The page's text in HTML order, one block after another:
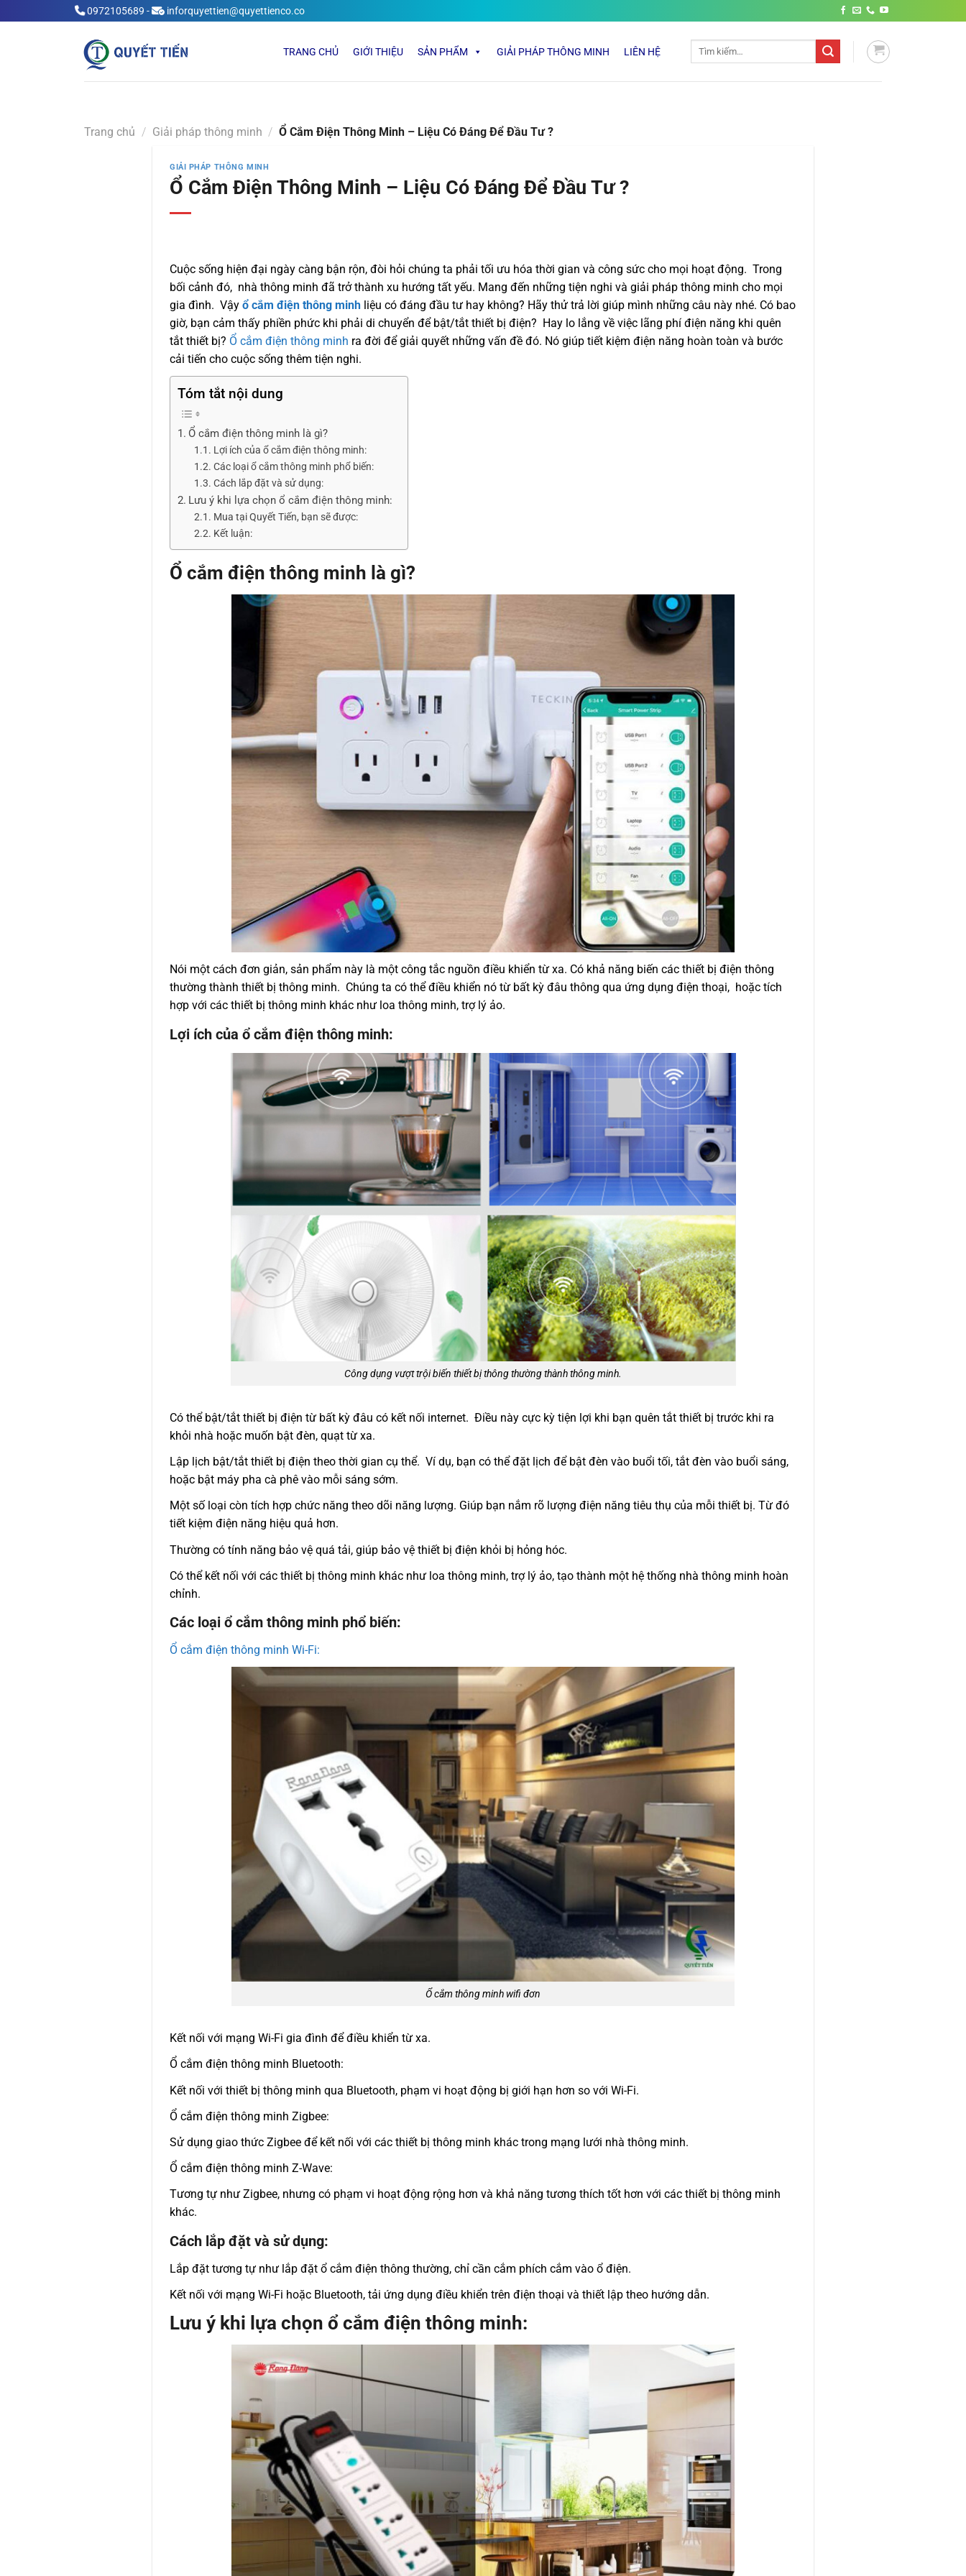
to
0972105689 - inforquyettien@quyettienco.co
TRANG CHỦ GIỚI THIỆU SẢN PHẨM GIẢI PHÁP THÔNG MINH LIÊN HỆ
Trang chủ / Giải pháp thông minh / Ổ Cắm Điện Thông Minh – Liệu Có Đáng Để Đầu Tư ?
GIẢI PHÁP THÔNG MINH
Ổ Cắm Điện Thông Minh – Liệu Có Đáng Để Đầu Tư ?
Cuộc sống hiện đại ngày càng bận rộn, đòi hỏi chúng ta phải tối ưu hóa thời gian và công sức cho mọi hoạt động. Trong
bối cảnh đó, nhà thông minh đã trở thành xu hướng tất yếu. Mang đến những tiện nghi và giải pháp thông minh cho mọi
gia đình. Vậy ổ cắm điện thông minh liệu có đáng đầu tư hay không? Hãy thử trả lời giúp mình những câu này nhé. Có bao
giờ, bạn cảm thấy phiền phức khi phải di chuyển để bật/tắt thiết bị điện? Hay lo lắng về việc lãng phí điện năng khi quên
tắt thiết bị? Ổ cắm điện thông minh ra đời để giải quyết những vấn đề đó. Nó giúp tiết kiệm điện năng hoàn toàn và bước
cải tiến cho cuộc sống thêm tiện nghi.
Tóm tắt nội dung
Ổ cắm điện thông minh là gì?
Lợi ích của ổ cắm điện thông minh:
Các loại ổ cắm thông minh phổ biến:
Cách lắp đặt và sử dụng:
Lưu ý khi lựa chọn ổ cắm điện thông minh:
Mua tại Quyết Tiến, bạn sẽ được:
Kết luận:
Ổ cắm điện thông minh là gì?
Nói một cách đơn giản, sản phẩm này là một công tắc nguồn điều khiển từ xa. Có khả năng biến các thiết bị điện thông
thường thành thiết bị thông minh. Chúng ta có thể điều khiển nó từ bất kỳ đâu thông qua ứng dụng điện thoại, hoặc tích
hợp với các thiết bị thông minh khác như loa thông minh, trợ lý ảo.
Lợi ích của ổ cắm điện thông minh:
Công dụng vượt trội biến thiết bị thông thường thành thông minh.
Có thể bật/tắt thiết bị điện từ bất kỳ đâu có kết nối internet. Điều này cực kỳ tiện lợi khi bạn quên tắt thiết bị trước khi ra
khỏi nhà hoặc muốn bật đèn, quạt từ xa.
Lập lịch bật/tắt thiết bị điện theo thời gian cụ thể. Ví dụ, bạn có thể đặt lịch để bật đèn vào buổi tối, tắt đèn vào buổi sáng,
hoặc bật máy pha cà phê vào mỗi sáng sớm.
Một số loại còn tích hợp chức năng theo dõi năng lượng. Giúp bạn nắm rõ lượng điện năng tiêu thụ của mỗi thiết bị. Từ đó
tiết kiệm điện năng hiệu quả hơn.
Thường có tính năng bảo vệ quá tải, giúp bảo vệ thiết bị điện khỏi bị hỏng hóc.
Có thể kết nối với các thiết bị thông minh khác như loa thông minh, trợ lý ảo, tạo thành một hệ thống nhà thông minh hoàn
chỉnh.
Các loại ổ cắm thông minh phổ biến:
Ổ cắm điện thông minh Wi-Fi:
Ổ cắm thông minh wifi đơn
Kết nối với mạng Wi-Fi gia đình để điều khiển từ xa.
Ổ cắm điện thông minh Bluetooth:
Kết nối với thiết bị thông minh qua Bluetooth, phạm vi hoạt động bị giới hạn hơn so với Wi-Fi.
Ổ cắm điện thông minh Zigbee:
Sử dụng giao thức Zigbee để kết nối với các thiết bị thông minh khác trong mạng lưới nhà thông minh.
Ổ cắm điện thông minh Z-Wave:
Tương tự như Zigbee, nhưng có phạm vi hoạt động rộng hơn và khả năng tương thích tốt hơn với các thiết bị thông minh
khác.
Cách lắp đặt và sử dụng:
Lắp đặt tương tự như lắp đặt ổ cắm điện thông thường, chỉ cần cắm phích cắm vào ổ điện.
Kết nối với mạng Wi-Fi hoặc Bluetooth, tải ứng dụng điều khiển trên điện thoại và thiết lập theo hướng dẫn.
Lưu ý khi lựa chọn ổ cắm điện thông minh: